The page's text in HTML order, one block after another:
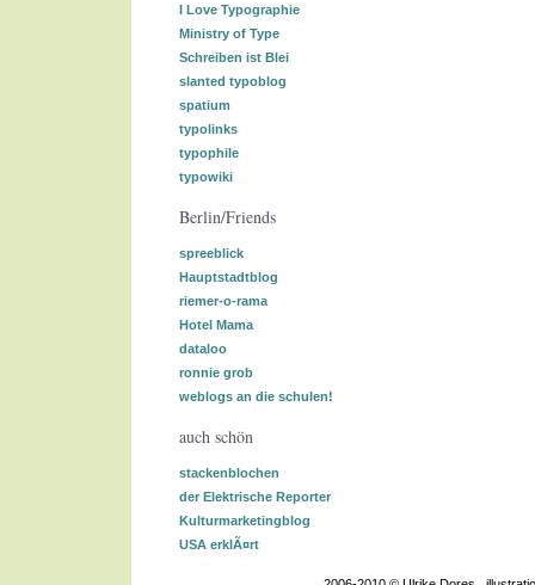
I Love Typographie
Ministry of Type
Schreiben ist Blei
slanted typoblog
spatium
typolinks
typophile
typowiki
Berlin/Friends
spreeblick
Hauptstadtblog
riemer-o-rama
Hotel Mama
dataloo
ronnie grob
weblogs an die schulen!
auch schön
stackenblochen
der Elektrische Reporter
Kulturmarketingblog
USA erklÃ¤rt